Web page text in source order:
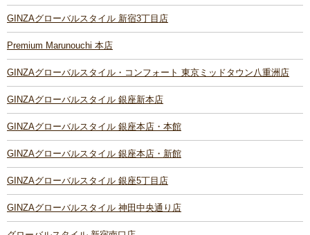
GINZAグローバルスタイル 新宿3丁目店
Premium Marunouchi 本店
GINZAグローバルスタイル・コンフォート 東京ミッドタウン八重洲店
GINZAグローバルスタイル 銀座新本店
GINZAグローバルスタイル 銀座本店・本館
GINZAグローバルスタイル 銀座本店・新館
GINZAグローバルスタイル 銀座5丁目店
GINZAグローバルスタイル 神田中央通り店